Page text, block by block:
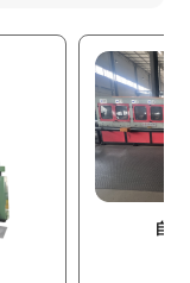
自动双立柱